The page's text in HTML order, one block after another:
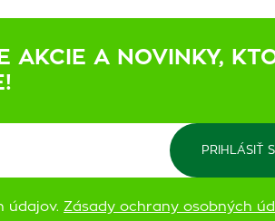
AKCIE A NOVINKY,
údajov. Zásady ochrany osobných